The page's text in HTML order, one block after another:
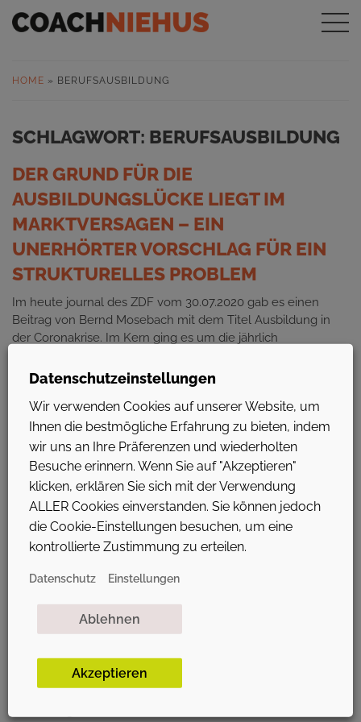
HOME » BERUFSAUSBILDUNG
SCHLAGWORT: BERUFSAUSBILDUNG
DER GRUND FÜR DIE
AUSBILDUNGSLÜCKE LIEGT IM
MARKTVERSAGEN – EIN
UNERHÖRTER VORSCHLAG FÜR EIN
STRUKTURELLES PROBLEM
Im heute journal des ZDF vom 30.07.2020 gab es einen
Beitrag von Bernd Mosebach mit dem Titel Ausbildung in
der Coronakrise. Im Kern ging es um die jährlich
mit Ausbildungsunternehmen zusammenzubringen, damit
mehr Ausbildungsverhältnisse entstehen können. Es ist
unbestritten, dass Ausbildungsverträge aus einer Reihe von
Gründen nicht zustande kommen. Einer der Wichtigsten ist
jedoch das …
THE REASON FOR THE TRAINING GAP
IS A FAILURE OF THE MARKET – AN
UNHEARD PROPOSAL FOR A
STRUCTURAL PROBLEM
The ZDF’s heute journal of 30.07.2020 featured Bernd
Mosebach’s report on the topic of “training in the coronavirus
together prospective apprentices with training companies to
increase the number of training agreements. It is undisputed
that a number of reasons can prevent training agreements
Datenschutzeinstellungen
Wir verwenden Cookies auf unserer Website, um
Ihnen die bestmögliche Erfahrung zu bieten, indem
wir uns an Ihre Präferenzen und wiederholten
Besuche erinnern. Wenn Sie auf "Akzeptieren"
klicken, erklären Sie sich mit der Verwendung
ALLER Cookies einverstanden. Sie können jedoch
die Cookie-Einstellungen besuchen, um eine
kontrollierte Zustimmung zu erteilen.
Datenschutz Einstellungen
Ablehnen
Akzeptieren